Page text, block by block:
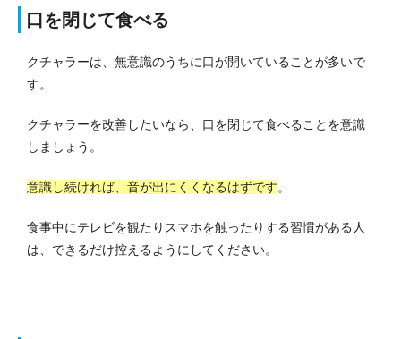
口を閉じて食べる
クチャラーは、無意識のうちに口が開いていることが多いで
す。
クチャラーを改善したいなら、口を閉じて食べることを意識
しましょう。
意識し続ければ、音が出にくくなるはずです。
食事中にテレビを観たりスマホを触ったりする習慣がある人
は、できるだけ控えるようにしてください。